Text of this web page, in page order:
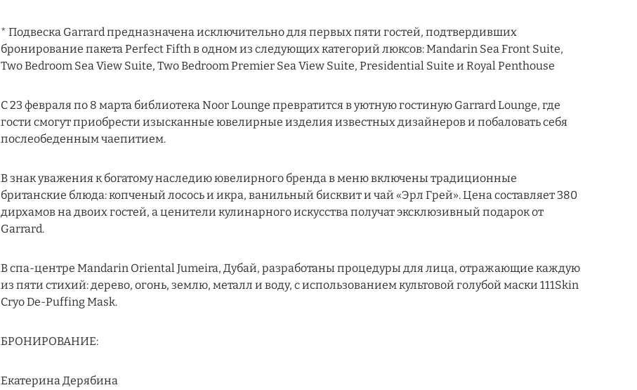
* Подвеска Garrard предназначена исключительно для первых пяти гостей, подтвердивших
бронирование пакета Perfect Fifth в одном из следующих категорий люксов: Mandarin Sea Front Suite,
Two Bedroom Sea View Suite, Two Bedroom Premier Sea View Suite, Presidential Suite и Royal Penthouse
С 23 февраля по 8 марта библиотека Noor Lounge превратится в уютную гостиную Garrard Lounge, где
гости смогут приобрести изысканные ювелирные изделия известных дизайнеров и побаловать себя
послеобеденным чаепитием.
В знак уважения к богатому наследию ювелирного бренда в меню включены традиционные
британские блюда: копченый лосось и икра, ванильный бисквит и чай «Эрл Грей». Цена составляет 380
дирхамов на двоих гостей, а ценители кулинарного искусства получат эксклюзивный подарок от
Garrard.
В спа-центре Mandarin Oriental Jumeira, Дубай, разработаны процедуры для лица, отражающие каждую
из пяти стихий: дерево, огонь, землю, металл и воду, с использованием культовой голубой маски 111Skin
Cryo De-Puffing Mask.
БРОНИРОВАНИЕ:
Екатерина Дерябина